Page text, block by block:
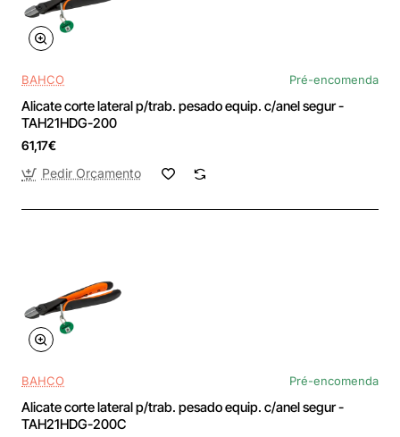
BAHCO Pré-encomenda
Alicate corte lateral p/trab. pesado equip. c/anel segur -
TAH21HDG-200
61,17€
Pedir Orçamento
BAHCO Pré-encomenda
Alicate corte lateral p/trab. pesado equip. c/anel segur -
TAH21HDG-200C